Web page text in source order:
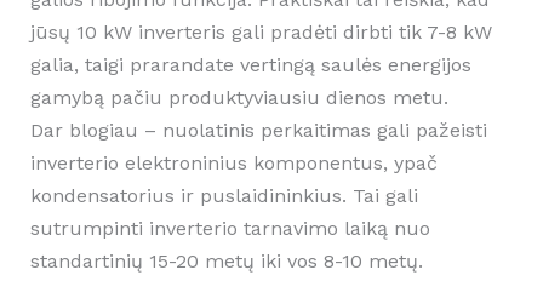
jūsų 10 kW inverteris gali pradėti dirbti tik 7-8 kW
galia, taigi prarandate vertingą saulės energijos
gamybą pačiu produktyviausiu dienos metu.
Dar blogiau – nuolatinis perkaitimas gali pažeisti
inverterio elektroninius komponentus, ypač
kondensatorius ir puslaidininkius. Tai gali
sutrumpinti inverterio tarnavimo laiką nuo
standartinių 15-20 metų iki vos 8-10 metų.